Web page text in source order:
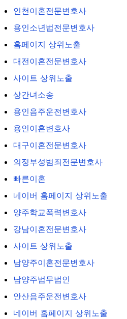
인천이혼전문변호사
용인소년법전문변호사
홈페이지 상위노출
대전이혼전문변호사
사이트 상위노출
상간녀소송
용인음주운전변호사
용인이혼변호사
대구이혼전문변호사
의정부성범죄전문변호사
빠른이혼
네이버 홈페이지 상위노출
양주학교폭력변호사
강남이혼전문변호사
사이트 상위노출
남양주이혼전문변호사
남양주법무법인
안산음주운전변호사
네이버 홈페이지 상위노출